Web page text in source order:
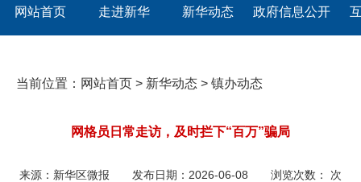
网站首页 走进新华 新华动态 政府信息公开
当前位置： 网站首页 > 新华动态 > 镇办动态
网格员日常走访，及时拦下“百万”骗局
来源： 新华区微报 发布日期： 2026-06-08 浏览次数： 次